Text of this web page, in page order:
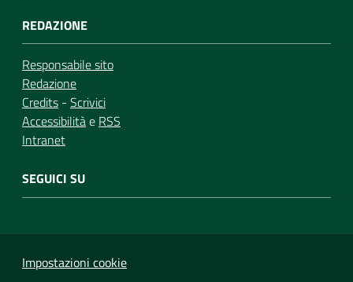
REDAZIONE
Responsabile sito
Redazione
Credits - Scrivici
Accessibilitàe RSS
Intranet
SEGUICI SU
Impostazioni cookie